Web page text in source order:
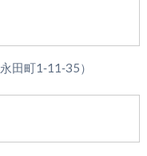
田町1‐11‐35）